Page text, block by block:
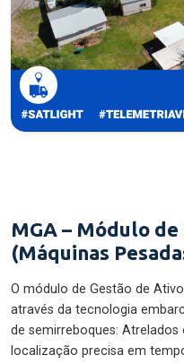
MGA – Módulo
(Máquinas
O módulo de Gestão de
através da tecnologia
de semirreboques:
localização precisa em